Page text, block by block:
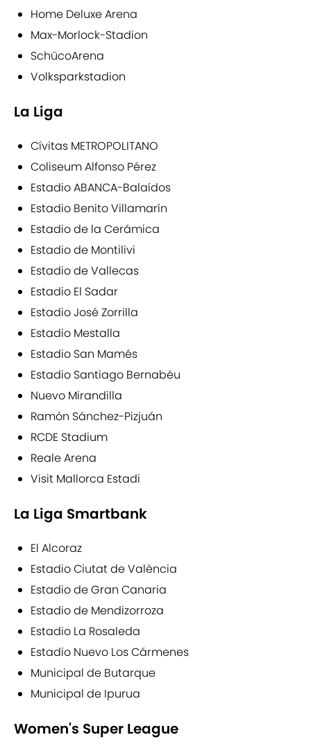
Home Deluxe Arena
Max-Morlock-Stadion
SchücoArena
Volksparkstadion
La Liga
Cívitas METROPOLITANO
Coliseum Alfonso Pérez
Estadio ABANCA-Balaídos
Estadio Benito Villamarín
Estadio de la Cerámica
Estadio de Montilivi
Estadio de Vallecas
Estadio El Sadar
Estadio José Zorrilla
Estadio Mestalla
Estadio San Mamés
Estadio Santiago Bernabéu
Nuevo Mirandilla
Ramón Sánchez-Pizjuán
RCDE Stadium
Reale Arena
Visit Mallorca Estadi
La Liga Smartbank
El Alcoraz
Estadio Ciutat de València
Estadio de Gran Canaria
Estadio de Mendizorroza
Estadio La Rosaleda
Estadio Nuevo Los Cármenes
Municipal de Butarque
Municipal de Ipurua
Women's Super League